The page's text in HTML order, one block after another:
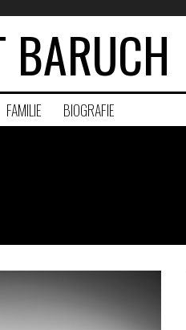
BARUCH
FAMILIE BIOGRAFIE